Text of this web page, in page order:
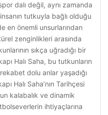
dalı değil, aynı zamanda
tutkuyla bağlı olduğu
en önemli unsurlarından
zenginlikleri arasında
sıkça uğradığı bir
Halı Saha, bu tutkunların
dolu anlar yaşadığı
Halı Saha’nın Tarihçesi
kalabalık ve dinamik
ihtiyaçlarına